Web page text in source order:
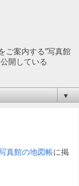
ご案内する”写真館
開している
▼
真館の地図帳に掲